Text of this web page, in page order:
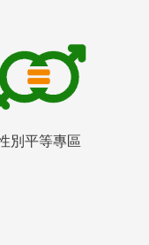
別平等專區